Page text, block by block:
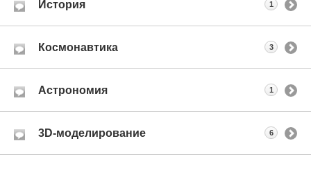
История 1
Космонавтика 3
Астрономия 1
3D-моделирование 6